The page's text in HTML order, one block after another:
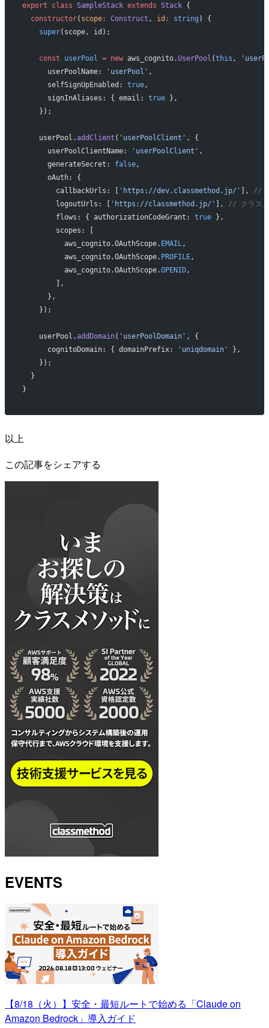
export class SampleStack extends Stack {
  constructor
( scope: Construct , id : string ) {
    super
(scope, id);
    const
userPool = new aws_cognito.UserPool (this ,
      userPoolName:
'userPool' ,
      selfSignUpEnabled:
true,
      signInAliases: { email:
true },
    });
    userPool.
addClient ( 'userPoolClient' , {
      userPoolClientName:
'userPoolClient' ,
      generateSecret:
false,
      oAuth: {
        callbackUrls: [
'https://dev.classmethod.jp/' ],
//
        logoutUrls: [
'https://classmethod.jp/' ],
// クラスメ
        flows: { authorizationCodeGrant:
true },
        scopes: [
          aws_cognito.OAuthScope.
EMAIL ,
          aws_cognito.OAuthScope.
PROFILE,
          aws_cognito.OAuthScope.
OPENID,
        ],
      },
    });
    userPool.
addDomain( 'userPoolDomain' , {
      cognitoDomain: { domainPrefix:
'uniqdomain'
},
    });
  }
}
以上
この記事をシェアする
EVENTS
【8/18（火）】安全・最短ルートで始める「Claude on
Amazon Bedrock」導入ガイド